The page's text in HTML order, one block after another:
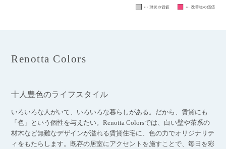
Renotta Colors
十人豊色のライフスタイル
いろいろな人がいて、いろいろな暮らしがある。だから、賃貸にも
「色」という個性を与えたい。Renotta Colorsでは、白い壁や茶系の
材木など無難なデザインが溢れる賃貸住宅に、色の力でオリジナリテ
ィをもたらします。既存の居室にアクセントを施すことで、毎日を彩